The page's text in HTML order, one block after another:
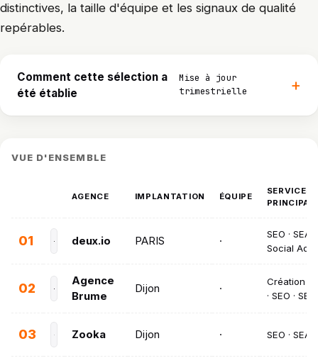
distinctives, la taille d'équipe et les signaux de qualité
repérables.
Comment cette sélection a
été établie
Mise à jour
trimestrielle
VUE D'ENSEMBLE
AGENCE IMPLANTATION ÉQUIPE
SERVICES
01 deux.io PARIS ·
SEO · SEA ·
Social Ads
02
Agence
Brume
Dijon ·
Création
· SEO · SEA
03 Zooka Dijon · SEO · SEA